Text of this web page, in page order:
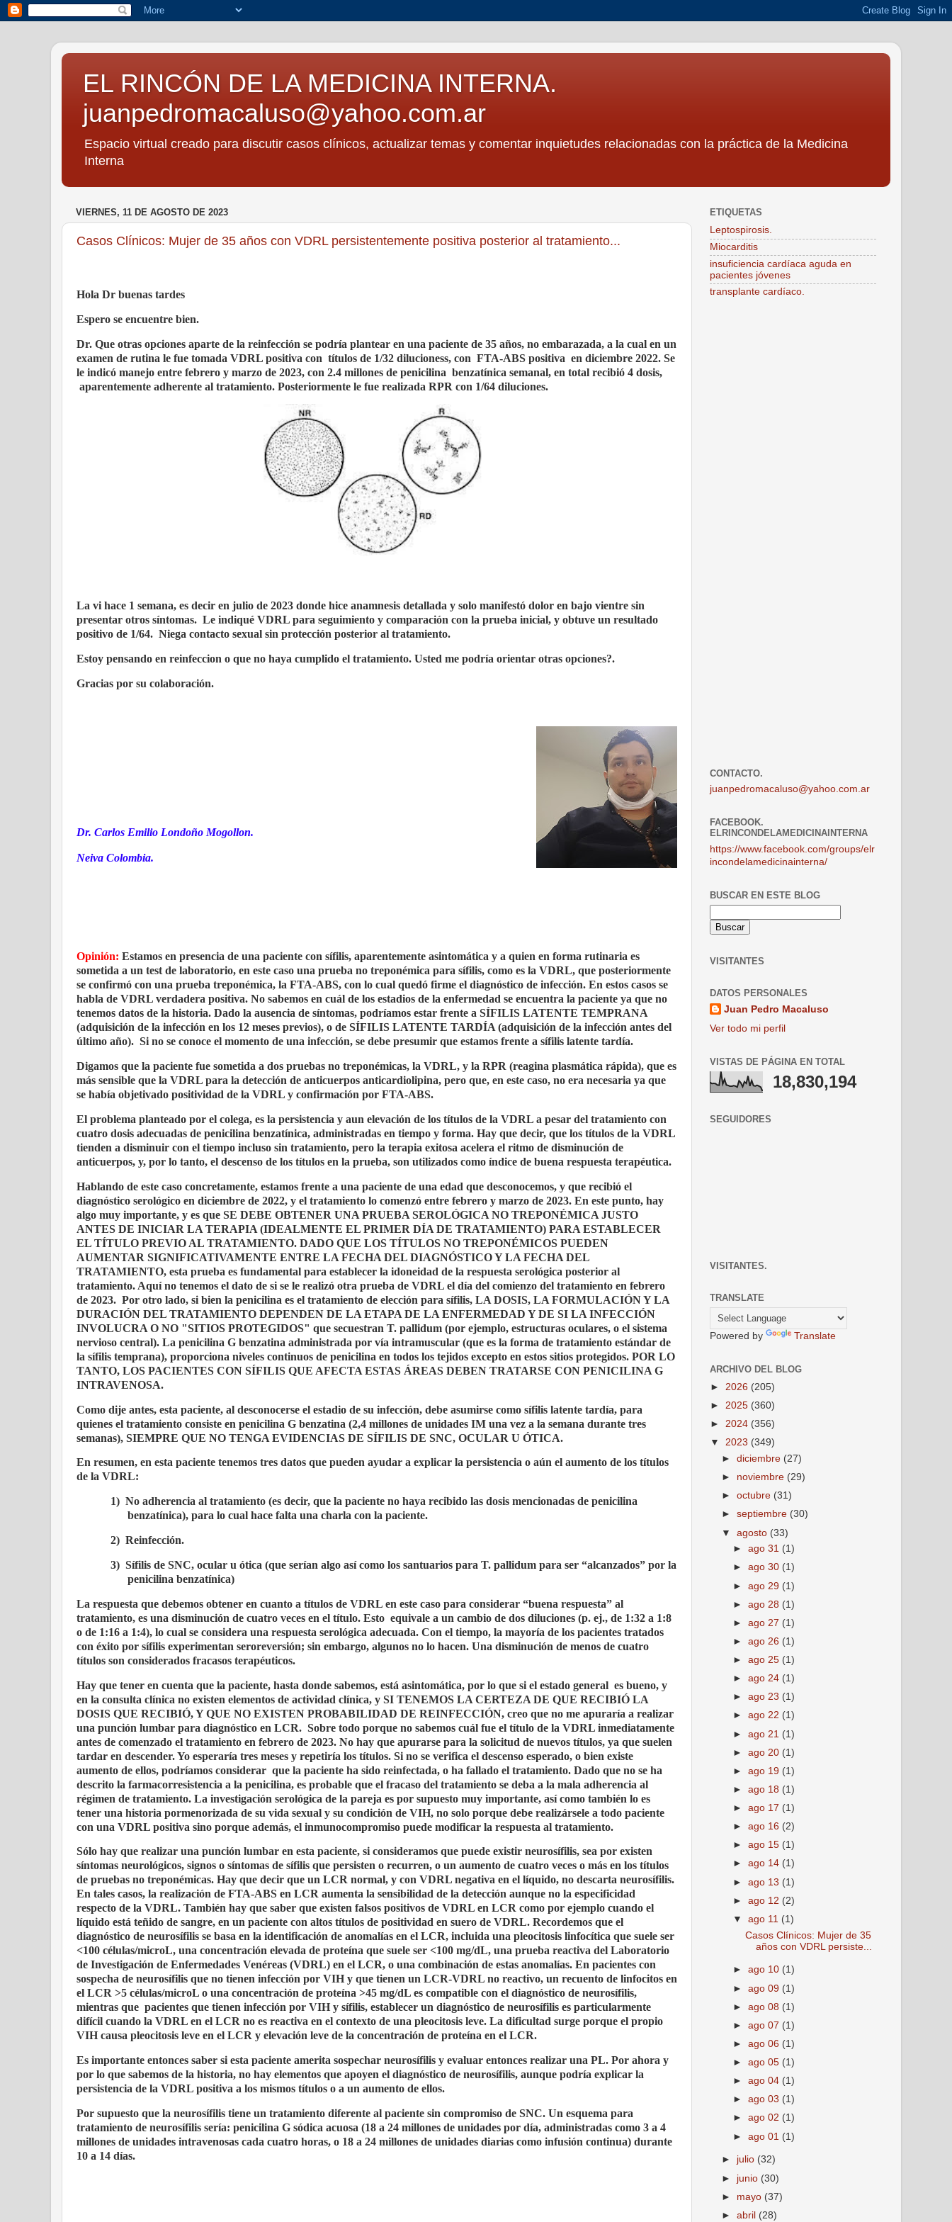
EL RINCÓN DE LA MEDICINA INTERNA.
juanpedromacaluso@yahoo.com.ar
Espacio virtual creado para discutir casos clínicos, actualizar temas y comentar inquietudes relacionadas con la práctica de la Medicina
Interna
VIERNES, 11 DE AGOSTO DE 2023
Casos Clínicos: Mujer de 35 años con VDRL persistentemente positiva posterior al tratamiento...
Hola Dr buenas tardes
Espero se encuentre bien.
Dr. Que otras opciones aparte de la reinfección se podría plantear en una paciente de 35 años, no embarazada, a la cual en un
examen de rutina le fue tomada VDRL positiva con títulos de 1/32 dilucioness, con FTA-ABS positiva en diciembre 2022. Se
le indicó manejo entre febrero y marzo de 2023, con 2.4 millones de penicilina benzatínica semanal, en total recibió 4 dosis,
aparentemente adherente al tratamiento. Posteriormente le fue realizada RPR con 1/64 diluciones.
La vi hace 1 semana, es decir en julio de 2023 donde hice anamnesis detallada y solo manifestó dolor en bajo vientre sin
presentar otros síntomas. Le indiqué VDRL para seguimiento y comparación con la prueba inicial, y obtuve un resultado
positivo de 1/64. Niega contacto sexual sin protección posterior al tratamiento.
Estoy pensando en reinfeccion o que no haya cumplido el tratamiento. Usted me podría orientar otras opciones?.
Gracias por su colaboración.
Dr. Carlos Emilio Londoño Mogollon.
Neiva Colombia.
Opinión: Estamos en presencia de una paciente con sífilis, aparentemente asintomática y a quien en forma rutinaria es
sometida a un test de laboratorio, en este caso una prueba no treponémica para sífilis, como es la VDRL, que posteriormente
se confirmó con una prueba treponémica, la FTA-ABS, con lo cual quedó firme el diagnóstico de infección. En estos casos se
habla de VDRL verdadera positiva. No sabemos en cuál de los estadios de la enfermedad se encuentra la paciente ya que no
tenemos datos de la historia. Dado la ausencia de síntomas, podríamos estar frente a SÍFILIS LATENTE TEMPRANA
(adquisición de la infección en los 12 meses previos), o de SÍFILIS LATENTE TARDÍA (adquisición de la infección antes del
último año). Si no se conoce el momento de una infección, se debe presumir que estamos frente a sífilis latente tardía.
Digamos que la paciente fue sometida a dos pruebas no treponémicas, la VDRL, y la RPR (reagina plasmática rápida), que es
más sensible que la VDRL para la detección de anticuerpos anticardiolipina, pero que, en este caso, no era necesaria ya que
se había objetivado positividad de la VDRL y confirmación por FTA-ABS.
El problema planteado por el colega, es la persistencia y aun elevación de los títulos de la VDRL a pesar del tratamiento con
cuatro dosis adecuadas de penicilina benzatínica, administradas en tiempo y forma. Hay que decir, que los títulos de la VDRL
tienden a disminuir con el tiempo incluso sin tratamiento, pero la terapia exitosa acelera el ritmo de disminución de
anticuerpos, y, por lo tanto, el descenso de los títulos en la prueba, son utilizados como índice de buena respuesta terapéutica.
Hablando de este caso concretamente, estamos frente a una paciente de una edad que desconocemos, y que recibió el
diagnóstico serológico en diciembre de 2022, y el tratamiento lo comenzó entre febrero y marzo de 2023. En este punto, hay
algo muy importante, y es que SE DEBE OBTENER UNA PRUEBA SEROLÓGICA NO TREPONÉMICA JUSTO
ANTES DE INICIAR LA TERAPIA (IDEALMENTE EL PRIMER DÍA DE TRATAMIENTO) PARA ESTABLECER
EL TÍTULO PREVIO AL TRATAMIENTO. DADO QUE LOS TÍTULOS NO TREPONÉMICOS PUEDEN
AUMENTAR SIGNIFICATIVAMENTE ENTRE LA FECHA DEL DIAGNÓSTICO Y LA FECHA DEL
TRATAMIENTO, esta prueba es fundamental para establecer la idoneidad de la respuesta serológica posterior al
tratamiento. Aquí no tenemos el dato de si se le realizó otra prueba de VDRL el día del comienzo del tratamiento en febrero
de 2023. Por otro lado, si bien la penicilina es el tratamiento de elección para sífilis, LA DOSIS, LA FORMULACIÓN Y LA
DURACIÓN DEL TRATAMIENTO DEPENDEN DE LA ETAPA DE LA ENFERMEDAD Y DE SI LA INFECCIÓN
INVOLUCRA O NO "SITIOS PROTEGIDOS" que secuestran T. pallidum (por ejemplo, estructuras oculares, o el sistema
nervioso central). La penicilina G benzatina administrada por vía intramuscular (que es la forma de tratamiento estándar de
la sífilis temprana), proporciona niveles continuos de penicilina en todos los tejidos excepto en estos sitios protegidos. POR LO
TANTO, LOS PACIENTES CON SÍFILIS QUE AFECTA ESTAS ÁREAS DEBEN TRATARSE CON PENICILINA G
INTRAVENOSA.
Como dije antes, esta paciente, al desconocerse el estadio de su infección, debe asumirse como sífilis latente tardía, para
quienes el tratamiento consiste en penicilina G benzatina (2,4 millones de unidades IM una vez a la semana durante tres
semanas), SIEMPRE QUE NO TENGA EVIDENCIAS DE SÍFILIS DE SNC, OCULAR U ÓTICA.
En resumen, en esta paciente tenemos tres datos que pueden ayudar a explicar la persistencia o aún el aumento de los títulos
de la VDRL:
1) No adherencia al tratamiento (es decir, que la paciente no haya recibido las dosis mencionadas de penicilina
benzatínica), para lo cual hace falta una charla con la paciente.
2) Reinfección.
3) Sífilis de SNC, ocular u ótica (que serían algo así como los santuarios para T. pallidum para ser “alcanzados” por la
penicilina benzatínica)
La respuesta que debemos obtener en cuanto a títulos de VDRL en este caso para considerar “buena respuesta” al
tratamiento, es una disminución de cuatro veces en el título. Esto equivale a un cambio de dos diluciones (p. ej., de 1:32 a 1:8
o de 1:16 a 1:4), lo cual se considera una respuesta serológica adecuada. Con el tiempo, la mayoría de los pacientes tratados
con éxito por sífilis experimentan seroreversión; sin embargo, algunos no lo hacen. Una disminución de menos de cuatro
títulos son considerados fracasos terapéuticos.
Hay que tener en cuenta que la paciente, hasta donde sabemos, está asintomática, por lo que si el estado general es bueno, y
en la consulta clínica no existen elementos de actividad clínica, y SI TENEMOS LA CERTEZA DE QUE RECIBIÓ LA
DOSIS QUE RECIBIÓ, Y QUE NO EXISTEN PROBABILIDAD DE REINFECCIÓN, creo que no me apuraría a realizar
una punción lumbar para diagnóstico en LCR. Sobre todo porque no sabemos cuál fue el título de la VDRL inmediatamente
antes de comenzado el tratamiento en febrero de 2023. No hay que apurarse para la solicitud de nuevos títulos, ya que suelen
tardar en descender. Yo esperaría tres meses y repetiría los títulos. Si no se verifica el descenso esperado, o bien existe
aumento de ellos, podríamos considerar que la paciente ha sido reinfectada, o ha fallado el tratamiento. Dado que no se ha
descrito la farmacorresistencia a la penicilina, es probable que el fracaso del tratamiento se deba a la mala adherencia al
régimen de tratamiento. La investigación serológica de la pareja es por supuesto muy importante, así como también lo es
tener una historia pormenorizada de su vida sexual y su condición de VIH, no solo porque debe realizársele a todo paciente
con una VDRL positiva sino porque además, el inmunocompromiso puede modificar la respuesta al tratamiento.
Sólo hay que realizar una punción lumbar en esta paciente, si consideramos que puede existir neurosífilis, sea por existen
síntomas neurológicos, signos o síntomas de sífilis que persisten o recurren, o un aumento de cuatro veces o más en los títulos
de pruebas no treponémicas. Hay que decir que un LCR normal, y con VDRL negativa en el líquido, no descarta neurosífilis.
En tales casos, la realización de FTA-ABS en LCR aumenta la sensibilidad de la detección aunque no la especificidad
respecto de la VDRL. También hay que saber que existen falsos positivos de VDRL en LCR como por ejemplo cuando el
líquido está teñido de sangre, en un paciente con altos títulos de positividad en suero de VDRL. Recordemos que el
diagnóstico de neurosífilis se basa en la identificación de anomalías en el LCR, incluida una pleocitosis linfocítica que suele ser
<100 células/microL, una concentración elevada de proteína que suele ser <100 mg/dL, una prueba reactiva del Laboratorio
de Investigación de Enfermedades Venéreas (VDRL) en el LCR, o una combinación de estas anomalías. En pacientes con
sospecha de neurosífilis que no tienen infección por VIH y que tienen un LCR-VDRL no reactivo, un recuento de linfocitos en
el LCR >5 células/microL o una concentración de proteína >45 mg/dL es compatible con el diagnóstico de neurosífilis,
mientras que pacientes que tienen infección por VIH y sífilis, establecer un diagnóstico de neurosífilis es particularmente
difícil cuando la VDRL en el LCR no es reactiva en el contexto de una pleocitosis leve. La dificultad surge porque el propio
VIH causa pleocitosis leve en el LCR y elevación leve de la concentración de proteína en el LCR.
Es importante entonces saber si esta paciente amerita sospechar neurosífilis y evaluar entonces realizar una PL. Por ahora y
por lo que sabemos de la historia, no hay elementos que apoyen el diagnóstico de neurosífilis, aunque podría explicar la
persistencia de la VDRL positiva a los mismos títulos o a un aumento de ellos.
Por supuesto que la neurosífilis tiene un tratamiento diferente al paciente sin compromiso de SNC. Un esquema para
tratamiento de neurosífilis sería: penicilina G sódica acuosa (18 a 24 millones de unidades por día, administradas como 3 a 4
millones de unidades intravenosas cada cuatro horas, o 18 a 24 millones de unidades diarias como infusión continua) durante
10 a 14 días.
ETIQUETAS
Leptospirosis.
Miocarditis
insuficiencia cardíaca aguda en
pacientes jóvenes
transplante cardíaco.
CONTACTO.
juanpedromacaluso@yahoo.com.ar
FACEBOOK.
ELRINCONDELAMEDICINAINTERNA
https://www.facebook.com/groups/elr
incondelamedicinainterna/
BUSCAR EN ESTE BLOG
VISITANTES
DATOS PERSONALES
Juan Pedro Macaluso
Ver todo mi perfil
VISTAS DE PÁGINA EN TOTAL
18,830,194
SEGUIDORES
VISITANTES.
TRANSLATE
Powered by Translate
ARCHIVO DEL BLOG
► 2026 (205)
► 2025 (360)
► 2024 (356)
▼ 2023 (349)
►diciembre (27)
► noviembre (29)
►octubre (31)
►septiembre (30)
▼agosto (33)
►ago 31 (1)
►ago 30 (1)
►ago 29 (1)
►ago 28 (1)
►ago 27 (1)
►ago 26 (1)
►ago 25 (1)
►ago 24 (1)
►ago 23 (1)
►ago 22 (1)
►ago 21 (1)
►ago 20 (1)
►ago 19 (1)
►ago 18 (1)
►ago 17 (1)
►ago 16 (2)
►ago 15 (1)
►ago 14 (1)
►ago 13 (1)
►ago 12 (2)
▼ago 11 (1)
Casos Clínicos: Mujer de 35
años con VDRL persiste...
►ago 10 (1)
►ago 09 (1)
►ago 08 (1)
►ago 07 (1)
►ago 06 (1)
►ago 05 (1)
►ago 04 (1)
►ago 03 (1)
►ago 02 (1)
►ago 01 (1)
► julio (32)
► junio (30)
► mayo (37)
►abril (28)